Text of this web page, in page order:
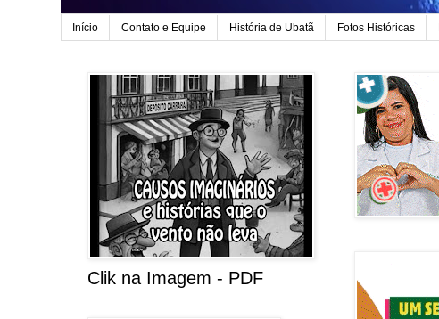
Início Contato e Equipe História de Ubatã Fotos Históricas
Clik na Imagem - PDF